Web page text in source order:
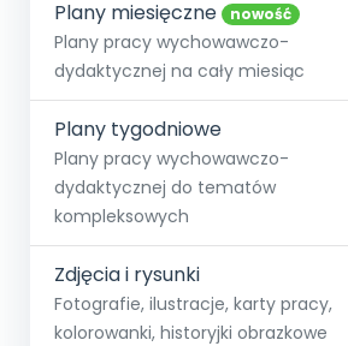
Społeczność
+48 12 631 04 10
O miesięczniku
Strona główna
O Akademii
Poznaj pakiet MAX
Testuj przez 7 dni
Wszystkie projekty
Skontaktuj się
Dodaj wpis
Plany miesięczne nowość
Plany pracy wychowawczo-
dydaktycznej na cały miesiąc
Plany tygodniowe
Plany pracy wychowawczo-
dydaktycznej do tematów
kompleksowych
Zdjęcia i rysunki
Fotografie, ilustracje, karty pracy,
kolorowanki, historyjki obrazkowe